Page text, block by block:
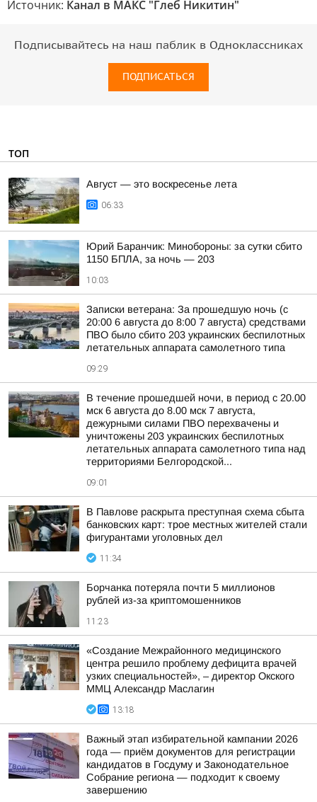
Источник: Канал в МАКС "Глеб Никитин"
Подписывайтесь на наш паблик в Одноклассниках
ПОДПИСАТЬСЯ
ТОП
Август — это воскресенье лета
06:33
Юрий Баранчик: Минобороны: за сутки сбито
1150 БПЛА, за ночь — 203
10:03
Записки ветерана: За прошедшую ночь (с
20:00 6 августа до 8:00 7 августа) средствами
ПВО было сбито 203 украинских беспилотных
летательных аппарата самолетного типа
09:29
В течение прошедшей ночи, в период с 20.00
мск 6 августа до 8.00 мск 7 августа,
дежурными силами ПВО перехвачены и
уничтожены 203 украинских беспилотных
летательных аппарата самолетного типа над
территориями Белгородской...
09:01
В Павлове раскрыта преступная схема сбыта
банковских карт: трое местных жителей стали
фигурантами уголовных дел
11:34
Борчанка потеряла почти 5 миллионов
рублей из-за криптомошенников
11:23
«Создание Межрайонного медицинского
центра решило проблему дефицита врачей
узких специальностей», – директор Окского
ММЦ Александр Маслагин
13:18
Важный этап избирательной кампании 2026
года — приём документов для регистрации
кандидатов в Госдуму и Законодательное
Собрание региона — подходит к своему
завершению